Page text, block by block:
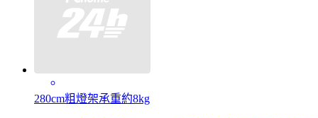
280cm粗燈架承重約8kg